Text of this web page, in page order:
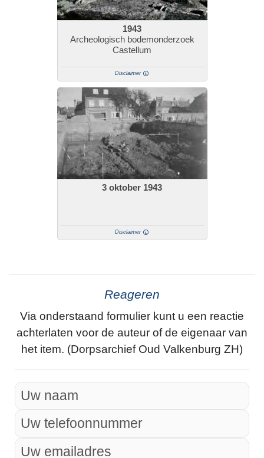
1943
Archeologisch bodemonderzoek
Castellum
Disclaimer
3 oktober 1943
Disclaimer
Reageren
Via onderstaand formulier kunt u een reactie
achterlaten voor de auteur of de eigenaar van
het item. (Dorpsarchief Oud Valkenburg ZH)